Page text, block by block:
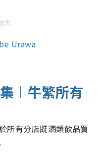
大
Urawa
︱牛繁所有
所有分店既酒類飲品買